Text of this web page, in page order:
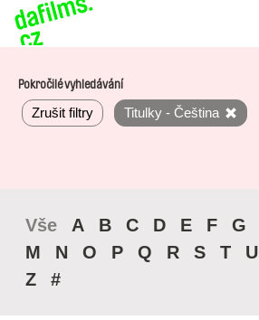
Pokročilé vyhledávání
Zrušit filtry Titulky - Čeština
Vše A B C D E F G
M
N O P Q R S T U
Z
#